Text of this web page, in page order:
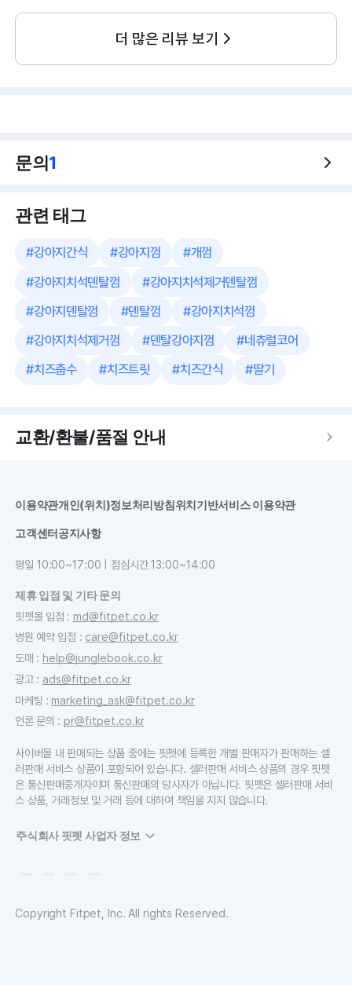
더 많은 리뷰 보기
문의1
관련 태그
#강아지간식 #강아지껌 #개껌
#강아지치석덴탈껌 #강아지치석제거덴탈껌
#강아지덴탈껌 #덴탈껌 #강아지치석껌
#강아지치석제거껌 #덴탈강아지껌 #네츄럴코어
#치즈춥수 #치즈트릿 #치즈간식 #딸기
교환/환불/품절 안내
이용약관개인(위치)정보처리방침위치기반서비스 이용약관
고객센터공지사항
평일 10:00~17:00 | 점심시간 13:00~14:00
제휴 입점 및 기타 문의
핏펫몰 입점 : md@fitpet.co.kr
병원 예약 입점 : care@fitpet.co.kr
도매 : help@junglebook.co.kr
광고: ads@fitpet.co.kr
마케팅 : marketing_ask@fitpet.co.kr
언론 문의 : pr@fitpet.co.kr
사이버몰 내 판매되는 상품 중에는 핏펫에 등록한 개별 판매자가 판매하는 셀
러판매 서비스 상품이 포함되어 있습니다. 셀러판매 서비스 상품의 경우 핏펫
은 통신판매중개자이며 통신판매의 당사자가 아닙니다. 핏펫은 셀러판매 서비
스 상품, 거래정보 및 거래 등에 대하여 책임을 지지 않습니다.
주식회사 핏펫 사업자 정보
Copyright Fitpet, Inc. All rights Reserved.